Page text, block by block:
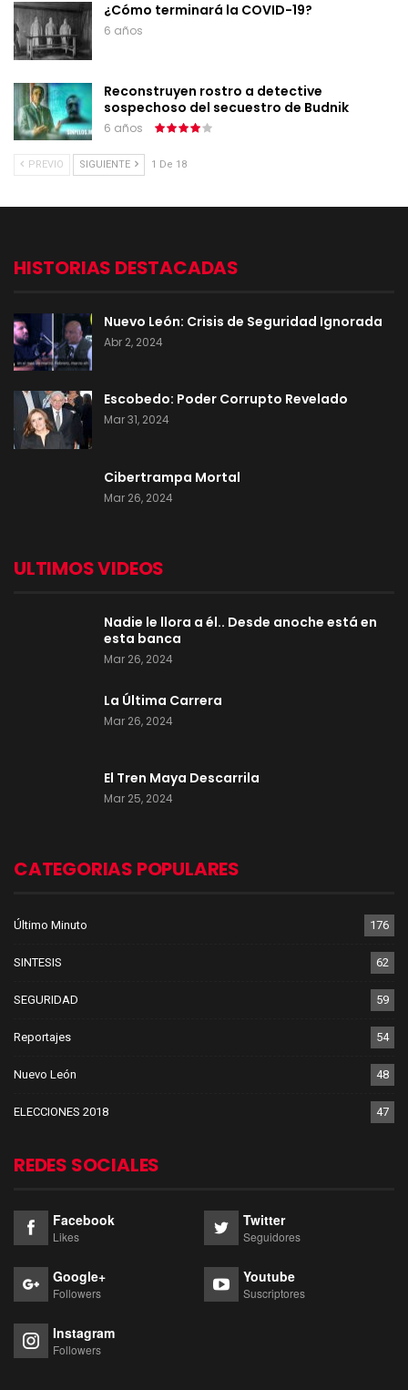
¿Cómo terminará la COVID-19?
6 años
Reconstruyen rostro a detective
sospechoso del secuestro de Budnik
6 años
PREVIO SIGUIENTE 1 De 18
HISTORIAS DESTACADAS
Nuevo León: Crisis de Seguridad Ignorada
Abr 2, 2024
Escobedo: Poder Corrupto Revelado
Mar 31, 2024
Cibertrampa Mortal
Mar 26, 2024
ULTIMOS VIDEOS
Nadie le llora a él.. Desde anoche está en
esta banca
Mar 26, 2024
La Última Carrera
Mar 26, 2024
El Tren Maya Descarrila
Mar 25, 2024
CATEGORIAS POPULARES
Último Minuto 176
SINTESIS 62
SEGURIDAD 59
Reportajes 54
Nuevo León 48
ELECCIONES 2018 47
REDES SOCIALES
Facebook
Likes
Twitter
Seguidores
Google+
Followers
Youtube
Suscriptores
Instagram
Followers